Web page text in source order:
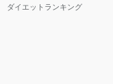
ダイエットランキング